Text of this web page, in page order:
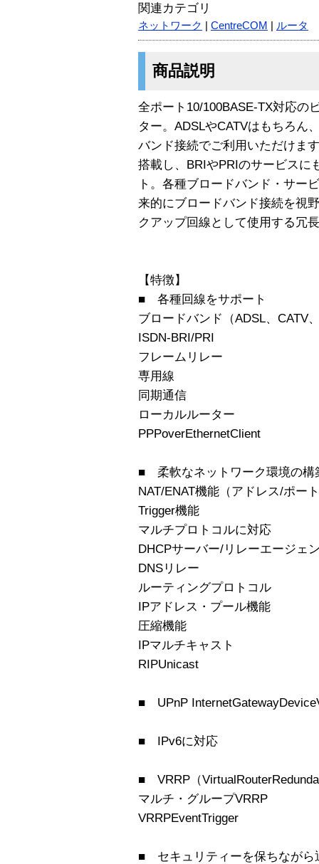
関連カテゴリ
ネットワーク CentreCOM ルータ
商品説明
全ポート10/100BASE-TX対応の
ター。ADSLやCATVはもちろん
バンド接続でご利用いただけま
搭載し、BRIやPRIのサービスに
ト。各種ブロードバンド・サー
来的にブロードバンド接続を視
クアップ回線として使用する冗
【特徴】
■ 各種回線をサポート
ブロードバンド（ADSL、CATV
ISDN-BRI/PRI
フレームリレー
専用線
同期通信
ローカルルーター
PPPoverEthernetClient
■ 柔軟なネットワーク環境の構
NAT/ENAT機能（アドレス/ポー
Trigger機能
マルチプロトコルに対応
DHCPサーバー/リレーエージェ
DNSリレー
ルーティングプロトコル
IPアドレス・プール機能
圧縮機能
IPマルチキャスト
RIPUnicast
■ UPnP
■ IPv6に対応
■ VRRP（
マルチ・グループVRRP
VRRPEventTrigger
■ セキュリティーを保ちながら